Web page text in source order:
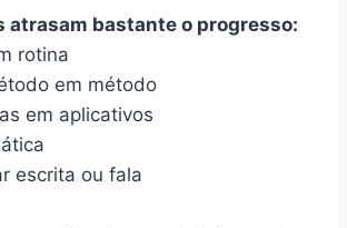
atrasam bastante o progresso:
rotina
em método
em aplicativos
escrita ou fala